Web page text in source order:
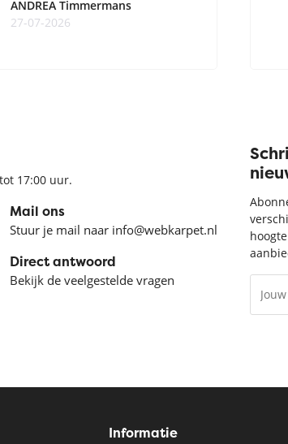
ANDREA Timmermans
27-07-2026
17:00 uur.
Mail ons
Stuur je mail naar info@webkarpet.nl
Direct antwoord
Bekijk de veelgestelde vragen
Informatie